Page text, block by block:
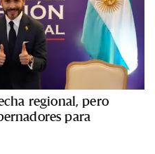
regional, pero
para